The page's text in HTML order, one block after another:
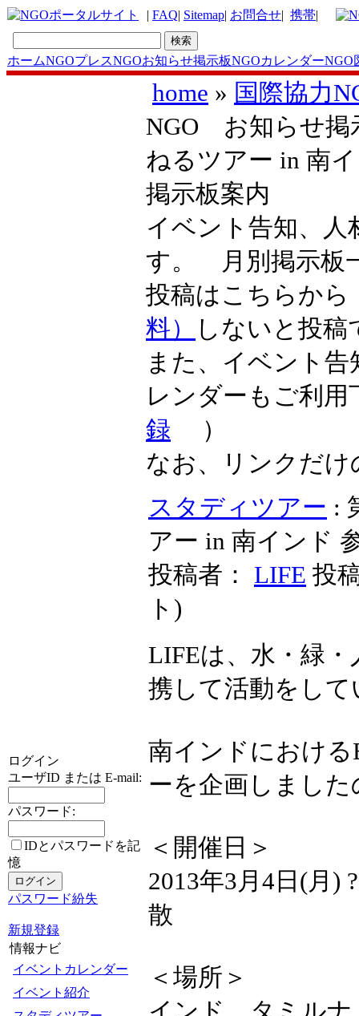
| FAQ| Sitemap| お問合せ| 携帯|
ホームNGOプレスNGOお知らせ掲示板NGOカレンダーNGO
ログイン
ユーザID または E-mail:
パスワード:
IDとパスワードを記
憶
パスワード紛失
新規登録
情報ナビ
イベントカレンダー
イベント紹介
home » 国際協力
NGO お知らせ掲
ねるツアー in 南
掲示板案内
イベント告知、人
す。 月別掲示
投稿はこちらか
料）
しないと投
また、イベント
レンダーもご利
録 ）
なお、リンクだ
スタディツアー :
アー in 南インド
投稿者： LIFE 投
ト )
LIFEは、水・緑
携して活動をし
南インドにおけ
ーを企画しまし
＜開催日＞
2013年3月4日(
散
＜場所＞